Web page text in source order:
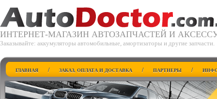
ИНТЕРНЕТ-МАГАЗИН АВТОЗАПЧАСТЕЙ И
Заказывайте: аккумуляторы автомобильные, амортизаторы и другие запчасти.
ГЛАВНАЯ / ЗАКАЗ, ОПЛАТА И ДОСТАВКА / ПАРТНЕРЫ /